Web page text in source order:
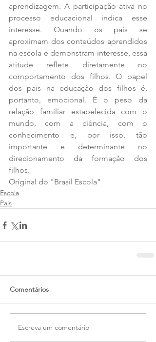
aprendizagem. A participação ativa no
processo educacional indica esse
interesse. Quando os pais se
aproximam dos conteúdos aprendidos
na escola e demonstram interesse, essa
atitude reflete diretamente no
comportamento dos filhos. O papel
dos pais na educação dos filhos é,
portanto, emocional. É o peso da
relação familiar estabelecida com o
mundo, com a ciência, com o
conhecimento e, por isso, tão
importante e determinante no
direcionamento da formação dos
filhos.
Original do "Brasil Escola"
Escola
Pais
Comentários
Escreva um comentário